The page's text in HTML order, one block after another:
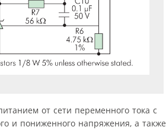
от сети переменного тока с
и пониженного напряжения, а также